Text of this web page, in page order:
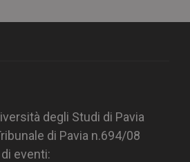
degli Studi di Pavia
di Pavia n.694/08
eventi: